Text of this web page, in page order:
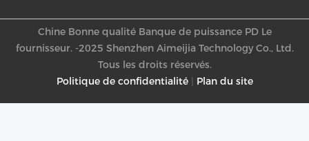
Politique de confidentialité| Plan du site
Chine Bonne qualité Banque de puissance PD Le
fournisseur. -2025 Shenzhen Aimeijia Technology Co., Ltd.
Tous les droits réservés.